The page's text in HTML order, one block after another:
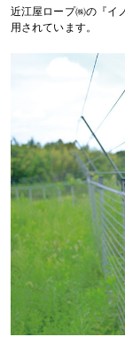
近江屋ロープ㈱の『イ
用されています。